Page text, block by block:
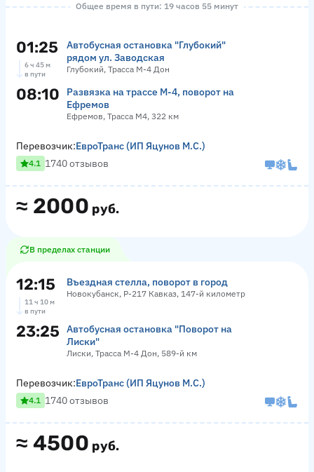
Общее время в пути: 19 часов 55 минут
01:25
Автобусная остановка "Глубокий"
рядом ул. Заводская
Глубокий, Трасса М-4 Дон
6 ч 45 м
в пути
08:10
Развязка на трассе М-4, поворот на
Ефремов
Ефремов, Трасса М4, 322 км
≈ 2000 руб.
Перевозчик:ЕвроТранс (ИП Яцунов М.С.)
4.1 1740 отзывов
В пределах станции
12:15 Въездная стелла, поворот в город
Новокубанск, Р-217 Кавказ, 147-й километр
11 ч 10 м
в пути
23:25
Автобусная остановка "Поворот на
Лиски"
Лиски, Трасса М-4 Дон, 589-й км
≈ 4500 руб.
Перевозчик:ЕвроТранс (ИП Яцунов М.С.)
4.1 1740 отзывов